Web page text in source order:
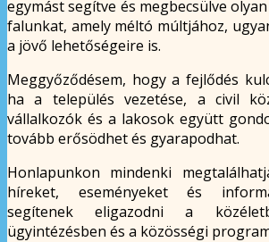
egymást segítve és megbecsülve
falunkat, amely méltó múltjához,
a jövő lehetőségeire is.
Meggyőződésem, hogy a fejlődés
ha a település vezetése, a civil
vállalkozók és a lakosok együtt
tovább erősödhet és gyarapodhat.
Honlapunkon mindenki
híreket, eseményeket és
segítenek eligazodni a
ügyintézésben és a közösségi